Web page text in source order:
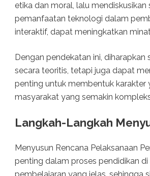
etika dan moral, lalu mendiskusikan
pemanfaatan teknologi dalam
interaktif, dapat meningkatkan
Dengan pendekatan ini,
secara teoritis, tetapi juga dapat
penting untuk membentuk
masyarakat yang semakin
Langkah-Langkah
Menyusun Rencana Pelaksanaan
penting dalam proses pendidikan